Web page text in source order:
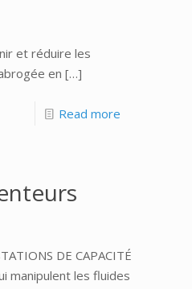
et réduire les
en […]
Read more
DE CAPACITÉ
manipulent les fluides